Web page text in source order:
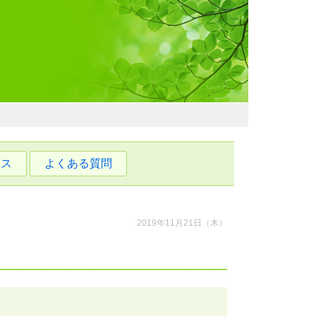
おでかけガイド
よくある質問
2019年11月21日（木）